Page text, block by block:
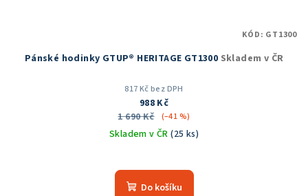
Pánské hodinky GTUP® HERITAGE GT1300 Skladem v ČR
817 Kč bez DPH
988 Kč
1 690 Kč
(–41 %)
Skladem v ČR(25 ks)
hodnocení
produktu
Do košíku
KÓD: GT1300